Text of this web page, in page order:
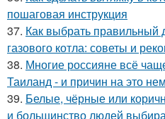
пошаговая инструкция
37. Как выбрать правильный
газового котла: советы и
38. Многие россияне всё
Таиланд - и причин на это
39. Белые, чёрные или
и большинство людей